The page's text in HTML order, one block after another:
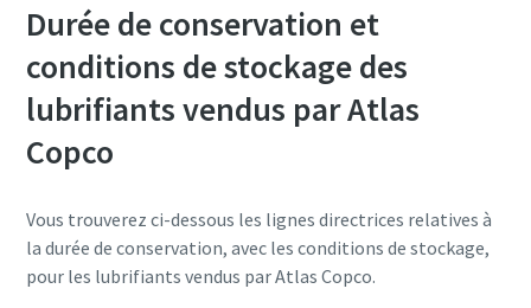
Durée de conservation et
conditions de stockage des
lubrifiants vendus par Atlas
Copco
Vous trouverez ci-dessous les lignes directrices relatives à
la durée de conservation, avec les conditions de stockage,
pour les lubrifiants vendus par Atlas Copco.